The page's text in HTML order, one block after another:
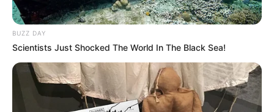
3 – 8 – 1 – 9 – 13
Meilleur pronostic Quinté du Jour
Equidia-Live : 3 – 9 – 4 – 13 – 1 – 8 – 6 – 11
BUZZ DAY
Scientists Just Shocked The World In The Black Sea!